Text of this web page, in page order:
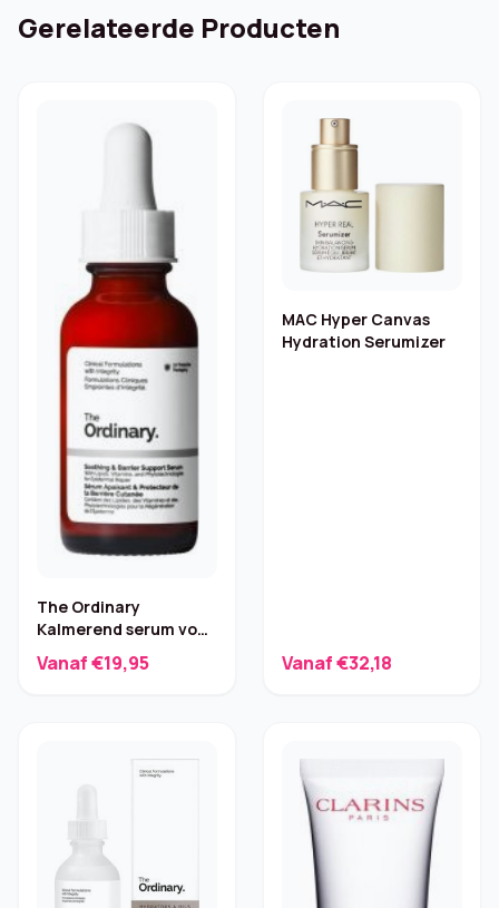
Gerelateerde Producten
The Ordinary
Kalmerend serum voor
huidbarrière – 30 ml
Vanaf €19,95
MAC Hyper Canvas
Hydration Serumizer
Vanaf €32,18